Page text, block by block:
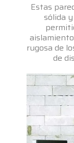
Estas
sólida
rugosa de
de